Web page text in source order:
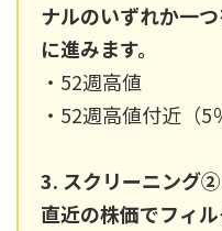
ナルのいずれか一
に進みます。
・52週高値
・52週高値付近（5
3. スクリーニング
直近の株価でフィ